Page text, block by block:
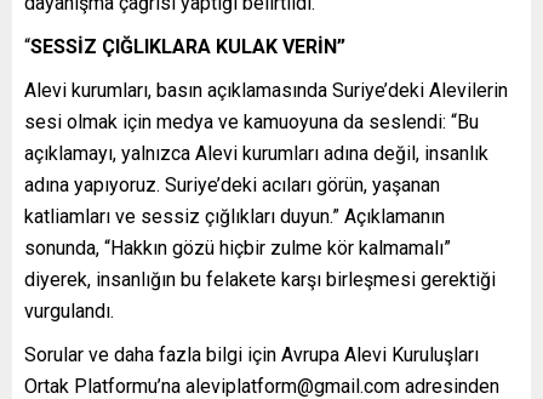
“SESSİZ ÇIĞLIKLARA KULAK VERİN”
Alevi kurumları, basın açıklamasında Suriye’deki Alevilerin
sesi olmak için medya ve kamuoyuna da seslendi: “Bu
açıklamayı, yalnızca Alevi kurumları adına değil, insanlık
adına yapıyoruz. Suriye’deki acıları görün, yaşanan
katliamları ve sessiz çığlıkları duyun.” Açıklamanın
sonunda, “Hakkın gözü hiçbir zulme kör kalmamalı”
diyerek, insanlığın bu felakete karşı birleşmesi gerektiği
vurgulandı.
Sorular ve daha fazla bilgi için Avrupa Alevi Kuruluşları
Ortak Platformu’na aleviplatform@gmail.com adresinden